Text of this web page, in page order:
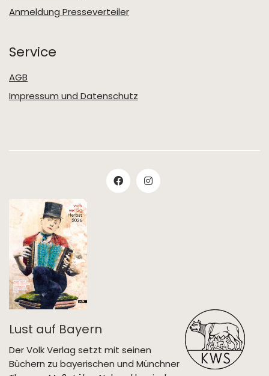
Anmeldung Presseverteiler
Service
AGB
Impressum und Datenschutz
Lust auf Bayern
Der Volk Verlag setzt mit seinen
Büchern zu bayerischen und Münchner